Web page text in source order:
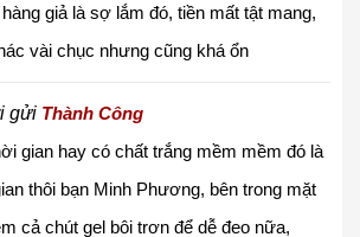
giả là sợ lắm đó, tiền mất tật mang,
vài chục nhưng cũng khá ổn
gửi Thành Công
gian hay có chất trắng mềm mềm đó là
thôi bạn Minh Phương, bên trong mặt
cả chút gel bôi trơn để dễ đeo nữa,